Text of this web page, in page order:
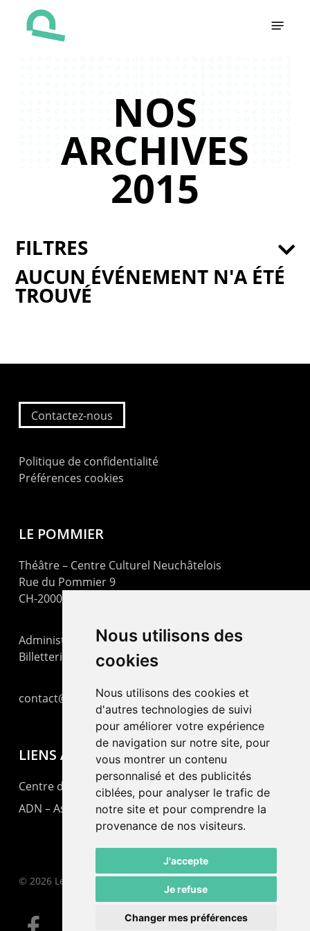
Nous utilisons des
cookies
Nous utilisons des cookies et
d'autres technologies de suivi
pour améliorer votre expérience
de navigation sur notre site, pour
vous montrer un contenu
personnalisé et des publicités
ciblées, pour analyser le trafic de
notre site et pour comprendre la
provenance de nos visiteurs.
J'accepte
Je refuse
Changer mes préférences
NOS
ARCHIVES
2015
AUCUN ÉVÉNEMENT N'A ÉTÉ
TROUVÉ
FILTRES
Contactez-nous
Politique de confidentialité
Préférences cookies
LE POMMIER
Théâtre – Centre Culturel Neuchâtelois
Rue du Pommier 9
CH-2000 Neuchâtel
Administration : +41 32 725 03 03
Billetterie : +41 32 725 05 05
contact@lepommier.ch
LIENS AMIS
Centre de culture ABC
ADN – Association Danse Neuchâtel
© 2026 Le Pommier.
facebook email